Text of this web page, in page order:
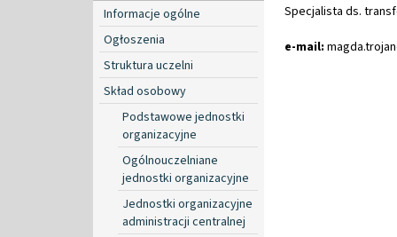
Informacje ogólne
Ogłoszenia
Struktura uczelni
Skład osobowy
Podstawowe jednostki
organizacyjne
Ogólnouczelniane
jednostki organizacyjne
Jednostki organizacyjne
administracji centralnej
Specjalista ds.
e-mail: magda.